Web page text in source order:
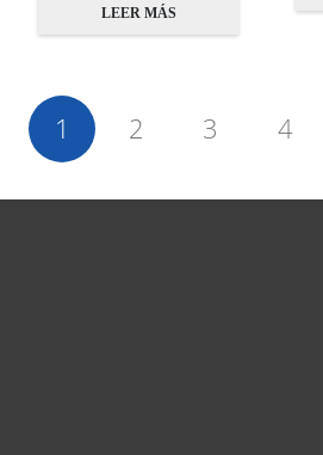
LEER MÁS
1 2 3 4